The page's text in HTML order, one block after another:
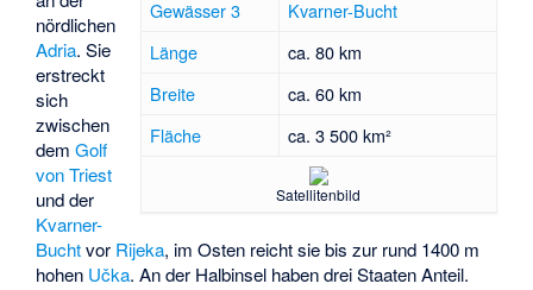
Gewässer 3
Kvarner-Bucht
Länge
ca. 80 km
Breite
ca. 60 km
Fläche
ca. 3 500 km²
Satellitenbild
nördlichen
Adria. Sie
erstreckt
sich
zwischen
demGolf
von Triest
und der
Kvarner-
Buchtvor Rijeka, im Osten reicht sie bis zur rund 1400 m
hohen Učka. An der Halbinsel haben drei Staaten Anteil.